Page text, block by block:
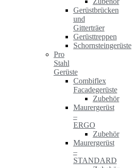
Gerüstbrücken
und
Gitterträer
Gerüsttreppen
Schornsteingerüste
Pro
Stahl
Gerüste
Combiflex
Facadegerüste
Zubehör
Maurergerüst
–
ERGO
Zubehör
Maurergerüst
–
STANDARD